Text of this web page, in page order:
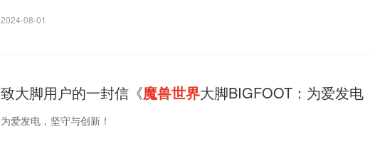
2024-08-01
致大脚用户的一封信《魔兽世界大脚BIGFOOT：为爱发电
新》！
为爱发电，坚守与创新！